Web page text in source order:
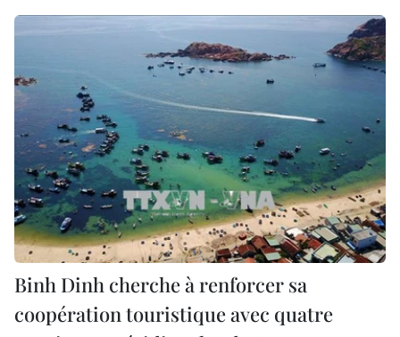
Binh Dinh cherche à renforcer sa
coopération touristique avec quatre